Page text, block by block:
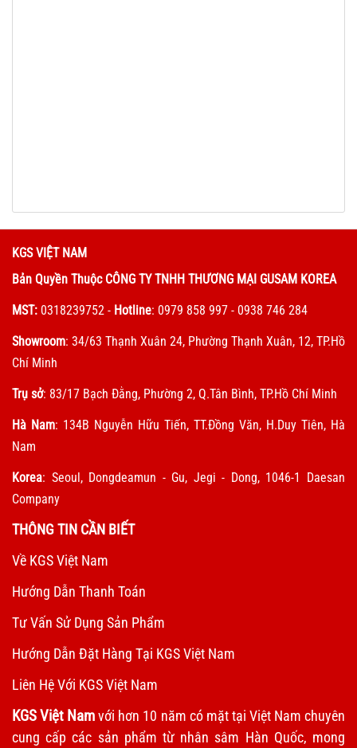
KGS VIỆT NAM
Bản Quyền Thuộc CÔNG TY TNHH THƯƠNG MẠI GUSAM KOREA
MST: 0318239752 - Hotline: 0979 858 997 - 0938 746 284
Showroom: 34/63 Thạnh Xuân 24, Phường Thạnh Xuân, 12, TP.Hồ
Chí Minh
Trụ sở: 83/17 Bạch Đằng, Phường 2, Q.Tân Bình, TP.Hồ Chí Minh
Hà Nam: 134B Nguyễn Hữu Tiến, TT.Đồng Văn, H.Duy Tiên, Hà
Nam
Korea: Seoul, Dongdeamun - Gu, Jegi - Dong, 1046-1 Daesan
Company
THÔNG TIN CẦN BIẾT
Về KGS Việt Nam
Hướng Dẫn Thanh Toán
Tư Vấn Sử Dụng Sản Phẩm
Hướng Dẫn Đặt Hàng Tại KGS Việt Nam
Liên Hệ Với KGS Việt Nam
KGS Việt Namvới hơn 10 năm có mặt tại Việt Nam chuyên
cung cấp các sản phẩm từ nhân sâm Hàn Quốc, mong